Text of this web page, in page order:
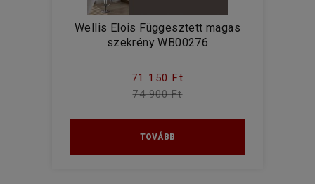
Wellis Elois Függesztett magas
szekrény WB00276
71 150 Ft
74 900 Ft
TOVÁBB